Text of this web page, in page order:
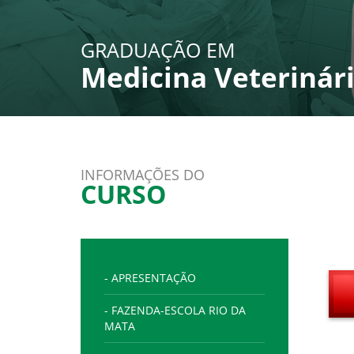
GRADUAÇÃO EM
Medicina
INFORMAÇÕES DO
CURSO
- APRESENTAÇÃO
- FAZENDA-ESCOLA RIO DA
MATA